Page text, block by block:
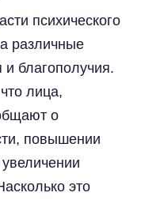
психического
различные
и благополучия.
лица,
о
повышении
это